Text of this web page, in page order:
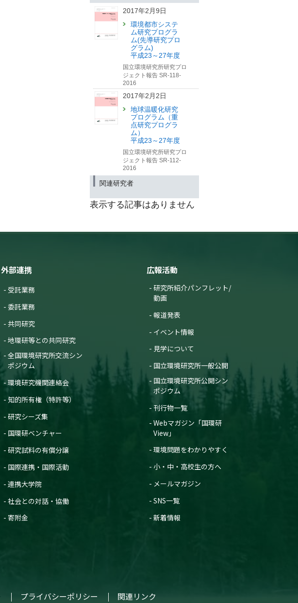
—培養細胞を使い、温度上
昇によるアオウミガメへの
影響を予測—
（筑波研究学園都市記者会、環境省記
者クラブ、環境記者会、北海道教育記
者クラブ、岩手県教育記者会、北海道
庁道政記者クラブ、岩手県政記者クラ
ブ、都庁記者クラブ、神奈川県政記者
クラブ、鹿児島県政記者クラブ、沖縄
県政記者クラブ、文部科学記者会、科
学記者会同時配付）
2025年2月28日
「永久凍土は日本にも存在
する？」記事を公開しまし
た【国環研View LITE】
2025年2月6日
地球全体の二酸化炭素濃度
年増加量が過去14年間で最
大に
2024年の観測速報〜
「ココが知りたい地球温暖
化」を更新しました －第一
トンボ類に与える影響を解
温暖化に起因する水温上昇
を高める可能性
（大阪科学・大学記者クラブ、農政ク
科学記者会、環境記者会、環境問題研
政・経済記者クラブ、奈良県文化教育
記者クラブ、筑波研究学園都市記者
冬季の湿原におけるメタン
湿原モデルは北方湿原から
者クラブ、環境記者会同時配付）
2022年12月27日
2022年8月31日
地域と共に創る持続可能な
社会の実現
特集 地域と共に創る持続可能な社会
2022年4月28日
新刊紹介
2021年12月28日
草原との共生を目指して
～モンゴルにおける牧草地
の脆弱性評価～
2017年2月9日
環境都市システ
ム研究プログラ
ム(先導研究プロ
グラム)
平成23～27年度
国立環境研究所研究プロ
ジェクト報告 SR-118-
2016
2017年2月2日
地球温暖化研究
プログラム（重
点研究プログラ
ム）
平成23～27年度
国立環境研究所研究プロ
ジェクト報告 SR-112-
2016
関連研究者
表示する記事はありません
外部連携
受託業務
委託業務
共同研究
地環研等との共同研究
全国環境研究所交流シン
ポジウム
環境研究機関連絡会
知的所有権（特許等）
研究シーズ集
国環研ベンチャー
研究試料の有償分譲
国際連携・国際活動
連携大学院
社会との対話・協働
寄附金
広報活動
研究所紹介パンフレット/
動画
報道発表
イベント情報
見学について
国立環境研究所一般公開
国立環境研究所公開シン
ポジウム
刊行物一覧
Webマガジン「国環研
View」
環境問題をわかりやすく
小・中・高校生の方へ
メールマガジン
SNS一覧
新着情報
プライバシーポリシー 関連リンク